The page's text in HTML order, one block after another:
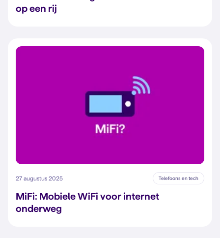
op een rij
27 augustus 2025 Telefoons en tech
MiFi: Mobiele WiFi voor internet
onderweg